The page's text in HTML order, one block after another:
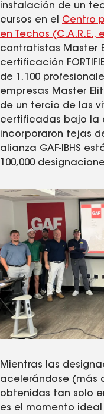
instalación de un
cursos en el Centro
en Techos (C.A.R.E.,
contratistas Master
certificación
de 1,100
empresas Master
de un tercio de las
certificadas bajo la
incorporaron tejas
alianza GAF-IBHS
100,000
Mientras las
acelerándose (más
obtenidas tan solo
es el momento